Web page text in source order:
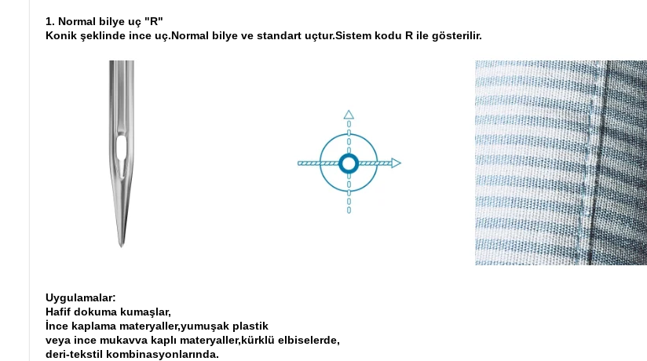
1. Normal bilye uç "R"
Konik şeklinde ince uç.Normal bilye ve standart uçtur.Sistem kodu R ile gösterilir.
Uygulamalar:
Hafif dokuma kumaşlar,
İnce kaplama materyaller,yumuşak plastik
veya ince mukavva kaplı materyaller,kürklü elbiselerde,
deri-tekstil kombinasyonlarında.